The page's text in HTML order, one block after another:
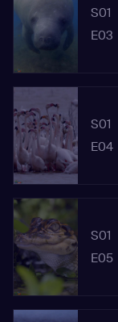
S01
E03
S01
E04
S01
E05